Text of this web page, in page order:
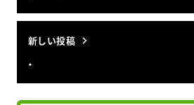
新しい投稿
.